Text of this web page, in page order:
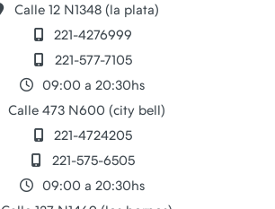
Calle 12 N1348 (la plata)
221-4276999
221-577-7105
09:00 a 20:30hs
Calle 473 N600 (city bell)
221-4724205
221-575-6505
09:00 a 20:30hs